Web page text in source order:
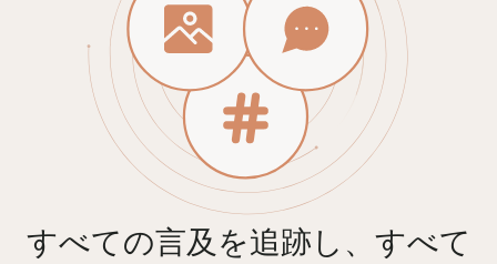
すべての言及を追跡し、すべて